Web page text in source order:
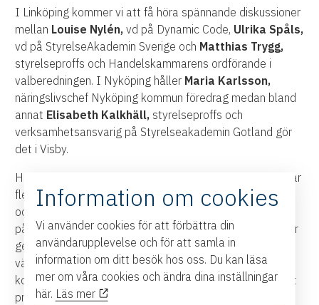
I Linköping kommer vi att få höra spännande diskussioner
mellan Louise Nylén,vd på Dynamic Code, Ulrika Spåls,
vd på StyrelseAkademin Sverige och Matthias Trygg,
styrelseproffs och Handelskammarens ordförande i
valberedningen. I Nyköping håller Maria Karlsson,
näringslivschef Nyköping kommun föredrag medan bland
annat Elisabeth Kalkhäll, styrelseproffs och
verksamhetsansvarig på Styrelseakademin Gotland gör
det i Visby.
Har det blivit fler kvinnor i regionens bolagsstyrelser? Har
fler företag ambitionen att arbeta för ökad jämställdhet
och för ett aktivt styrelsearbete? Det kommer vi få svar
på nu! 100-listan och Östsvenska Handelskammaren har
genom en enkät till de undersökta företagen fått
värdefulla svar på frågorna. Denna kvalitativa rapport
kommer tillsammans med en kvantitativ kartläggning att
presenteras vid höstens stora event.
Information om cookies
Vi använder cookies för att förbättra din
användarupplevelse och för att samla in
information om ditt besök hos oss. Du kan läsa
mer om våra cookies och ändra dina inställningar
här. Läs mer